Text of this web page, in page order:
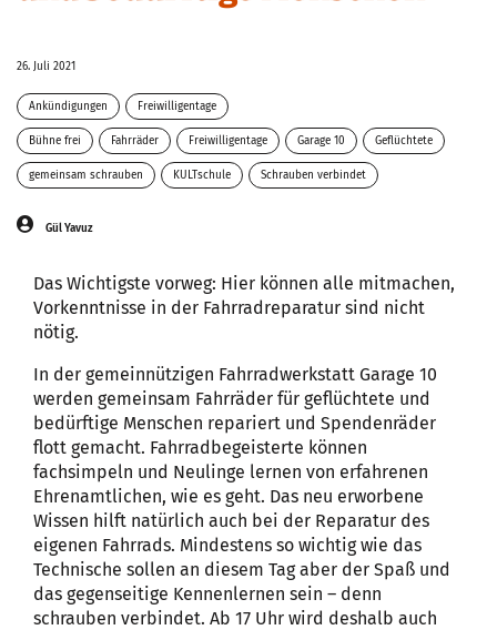
26. Juli 2021
Ankündigungen Freiwilligentage
Bühne frei Fahrräder Freiwilligentage Garage 10 Geflüchtete
gemeinsam schrauben KULTschule Schrauben verbindet
Gül Yavuz
Das Wichtigste vorweg: Hier können alle mitmachen,
Vorkenntnisse in der Fahrradreparatur sind nicht
nötig.
In der gemeinnützigen Fahrradwerkstatt Garage 10
werden gemeinsam Fahrräder für geflüchtete und
bedürftige Menschen repariert und Spendenräder
flott gemacht. Fahrradbegeisterte können
fachsimpeln und Neulinge lernen von erfahrenen
Ehrenamtlichen, wie es geht. Das neu erworbene
Wissen hilft natürlich auch bei der Reparatur des
eigenen Fahrrads. Mindestens so wichtig wie das
Technische sollen an diesem Tag aber der Spaß und
das gegenseitige Kennenlernen sein – denn
schrauben verbindet. Ab 17 Uhr wird deshalb auch